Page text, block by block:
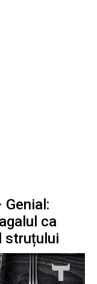
Genial:
ca
struțului